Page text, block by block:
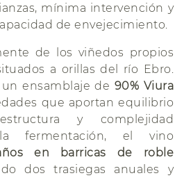
mínima intervención y
de envejecimiento.
de los viñedos propios
a orillas del río Ebro.
ensamblaje de 90% Viura
que aportan equilibrio
y complejidad
fermentación, el vino
en barricas de roble
dos trasiegas anuales y